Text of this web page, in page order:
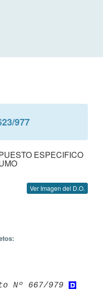
977
ESPECIFICO
Ver Imagen del D.O.
Nº 667/979